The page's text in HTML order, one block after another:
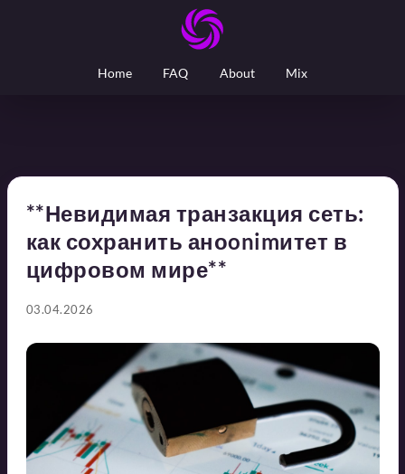
Home FAQ About Mix
**Невидимая транзакция сеть:
как сохранить аноonimитет в
цифровом мире**
03.04.2026